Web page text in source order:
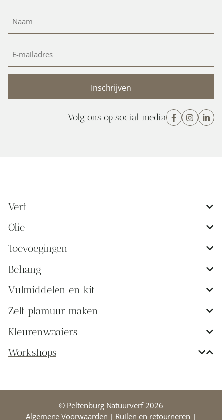
(Vereist)
mailadres
Volg ons op social media
Verf
Olie
Toevoegingen
Behang
Vulmiddelen en kit
Zelf plamuur maken
Kleurenwaaiers
Workshops
© Peltenburg Natuurverf 2026
Algemene Voorwaarden | Ruilen en retourneren |